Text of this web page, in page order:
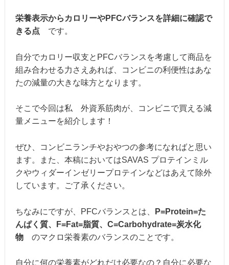
栄養表示からカロリーやPFCバランスを詳細に確認で
きる点 です。
自分でカロリー収支とPFCバランスを考慮して商品を
組み合わせる力さえあれば、コンビニの利便性はあな
たの減量の大きな味方となります。
そこで今回は私 外資系筋肉が、コンビニで買える減
量メニューを紹介します！
ぜひ、コンビニランチやおやつの参考になればと思い
ます。また、本稿においてはSAVAS プロテインミル
クやウィダーインゼリープロテインなどはあえて除外
しています。ご了承ください。
ちなみにですが、PFCバランスとは、
P=Protein=た
んぱく質、F=Fat=脂質、C=Carbohydrate=炭水化
物 のマクロ栄養素のバランスのことです。
自分に何の栄養素がどれだけ必要なの？自分に必要な